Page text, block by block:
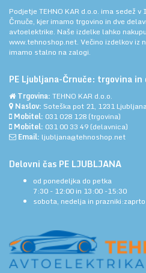
Podjetje TEHNO KAR d.o.o. ima sedež
Črnuče, kjer imamo trgovino in dve
avtoelektrike. Naše izdelke lahko
www.tehnoshop.net. Večino izdelkov iz
imamo stalno na zalogi.
PE Ljubljana-Črnuče: trgovina in
Trgovina: TEHNO KAR d.o.o.
Naslov: Soteška pot 21, 1231
Mobitel: 031 028 128 (trgovina)
Mobitel: 031 00 33 49 (delavnica)
Email: ljubljana@tehnoshop.net
Delovni čas PE LJUBLJANA
od ponedeljka do petka
7:30 - 12:00 in 13:00 -15:30
sobota, nedelja in prazniki:zaprto